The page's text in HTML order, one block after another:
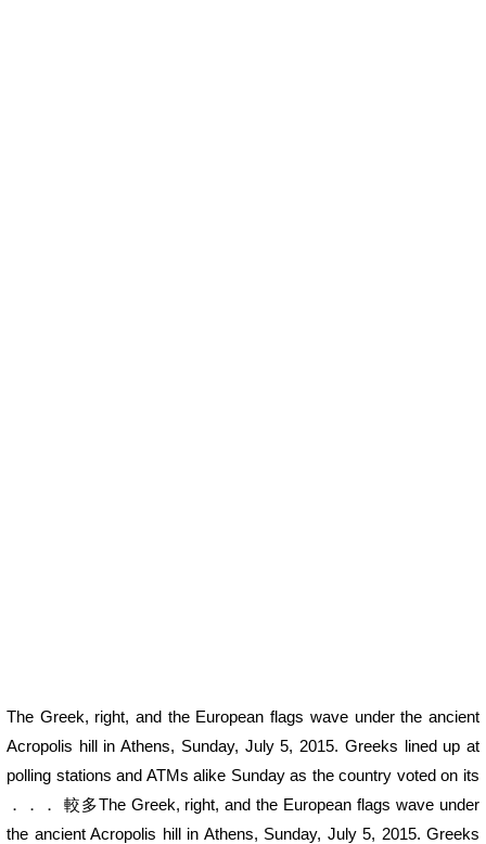
The Greek, right, and the European flags wave under the ancient
Acropolis hill in Athens, Sunday, July 5, 2015. Greeks lined up at
polling stations and ATMs alike Sunday as the country voted on its
．．． 較多The Greek, right, and the European flags wave under
the ancient Acropolis hill in Athens, Sunday, July 5, 2015. Greeks